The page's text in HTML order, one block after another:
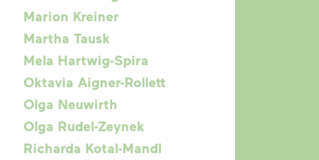
Marion Kreiner
Martha Tausk
Mela Hartwig-Spira
Oktavia Aigner-Rollett
Olga Neuwirth
Olga Rudel-Zeynek
Richarda Kotal-Mandl